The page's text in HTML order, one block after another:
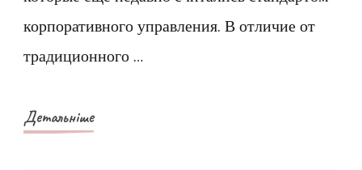
корпоративного управления. В отличие от
традиционного …
Детальніше